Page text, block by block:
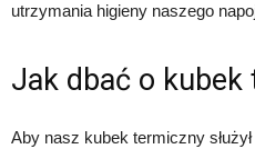
utrzymania higieny naszego
Jak dbać o kubek
Aby nasz kubek termiczny